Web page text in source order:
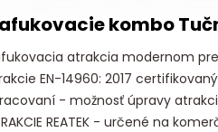
kombo
atrakcia modernom
EN-14960: 2017
- možnosť úpravy atrakcie
REATEK - určené na